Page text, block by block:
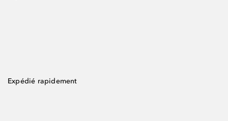
Expédié rapidement